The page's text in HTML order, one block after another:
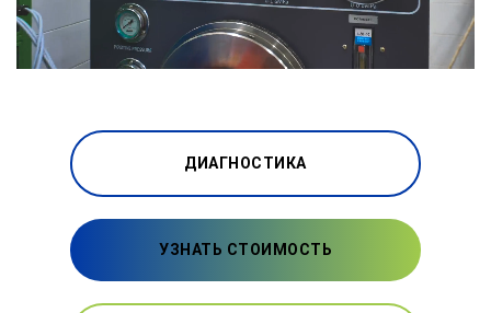
ДИАГНОСТИКА
УЗНАТЬ СТОИМОСТЬ